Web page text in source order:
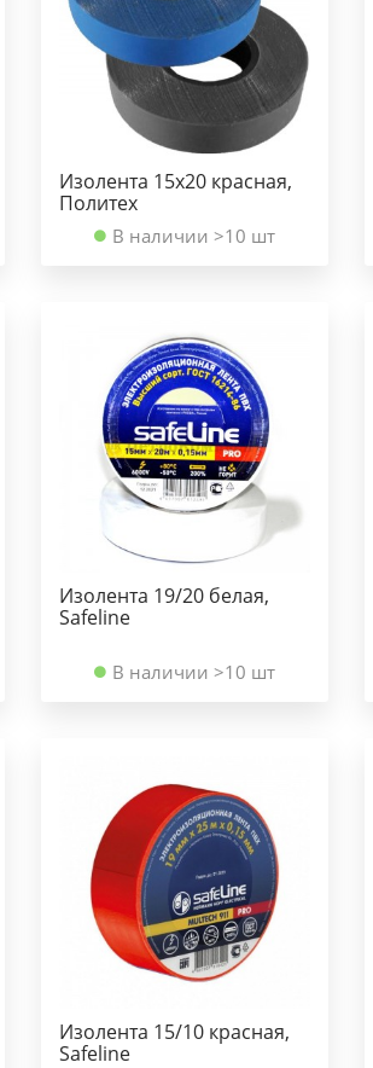
Изолента 15х20 красная,
Политех
В наличии >10 шт
Изолента 19/20 белая,
Safeline
В наличии >10 шт
Изолента 15/10 красная,
Safeline